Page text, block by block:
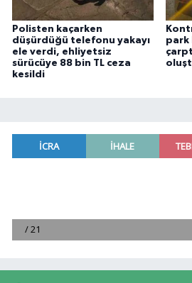
Polisten kaçarken
düşürdüğü telefonu yakayı
ele verdi, ehliyetsiz
sürücüye 88 bin TL ceza
kesildi
park